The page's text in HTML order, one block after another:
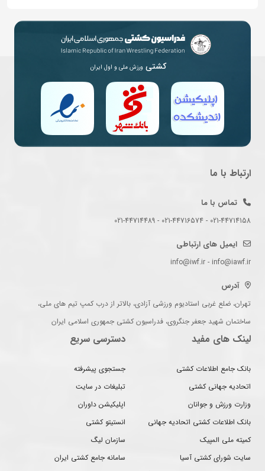
کشتی ورزش ملی و اول ایران
ارتباط با ما
تماس با ما
021-44714158 - 021-44716574 - 021-44714489
ایمیل های ارتباطی
info@iwf.ir - info@iawf.ir
آدرس
تهران، ضلع غربی استادیوم ورزشی آزادی، بالاتر از درب کمپ تیم های ملی،
ساختمان شهید جعفر جنگروی، فدراسیون کشتی جمهوری اسلامی ایران
لینک های مفید
بانک جامع اطلاعات کشتی
اتحادیه جهانی کشتی
وزارت ورزش و جوانان
بانک اطلاعات کشتی اتحادیه جهانی
کمیته ملی المپیک
سایت شورای کشتی آسیا
دسترسی سریع
جستجوی پیشرفته
تبلیغات در سایت
اپلیکیشن داوران
انستیتو کشتی
سازمان لیگ
سامانه جامع کشتی ایران